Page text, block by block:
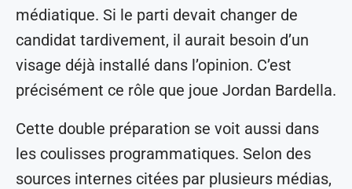
médiatique. Si le parti devait changer de
candidat tardivement, il aurait besoin d’un
visage déjà installé dans l’opinion. C’est
précisément ce rôle que joue Jordan Bardella.
Cette double préparation se voit aussi dans
les coulisses programmatiques. Selon des
sources internes citées par plusieurs médias,